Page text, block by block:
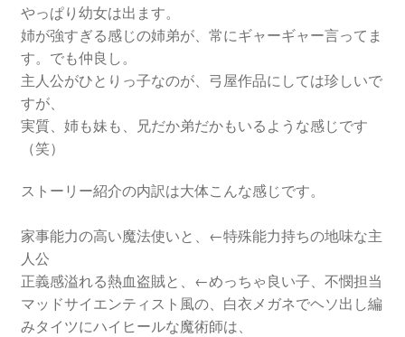
やっぱり幼女は出ます。
姉が強すぎる感じの姉弟が、常にギャーギャー言ってま
す。でも仲良し。
主人公がひとりっ子なのが、弓屋作品にしては珍しいで
すが、
実質、姉も妹も、兄だか弟だかもいるような感じです
（笑）
ストーリー紹介の内訳は大体こんな感じです。
家事能力の高い魔法使いと、←特殊能力持ちの地味な主
人公
正義感溢れる熱血盗賊と、←めっちゃ良い子、不憫担当
マッドサイエンティスト風の、白衣メガネでヘソ出し編
みタイツにハイヒールな魔術師は、